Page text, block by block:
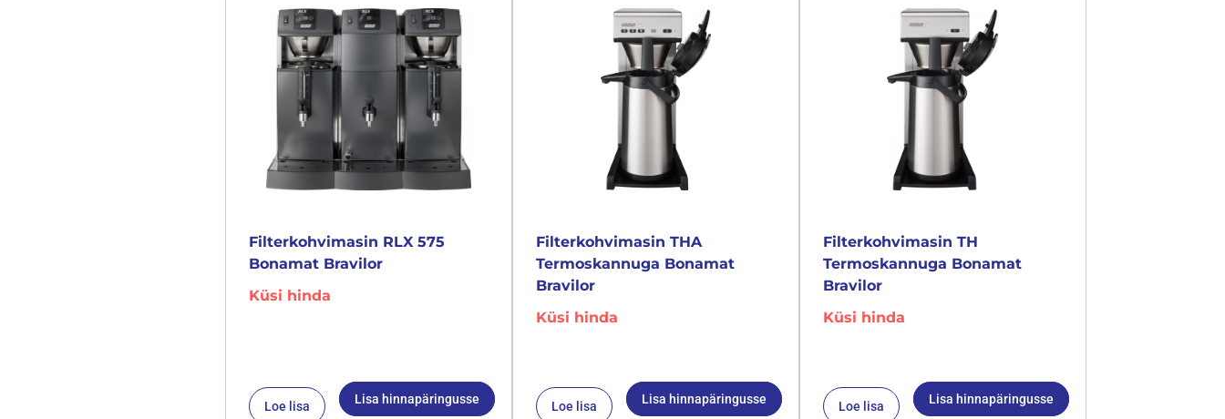
Filterkohvimasin RLX 575
Bonamat Bravilor
Küsi hinda
Loe lisa Lisa hinnapäringusse
Filterkohvimasin THA
Termoskannuga Bonamat
Bravilor
Küsi hinda
Loe lisa Lisa hinnapäringusse
Filterkohvimasin TH
Termoskannuga Bonamat
Bravilor
Küsi hinda
Loe lisa Lisa hinnapäringusse